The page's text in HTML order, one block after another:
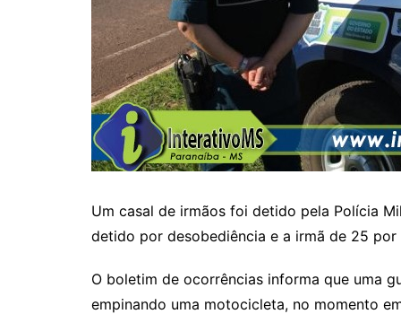
Um casal de irmãos foi detido pela Polícia
detido por desobediência e a irmã de 25 por
O boletim de ocorrências informa que uma
empinando uma motocicleta, no momento